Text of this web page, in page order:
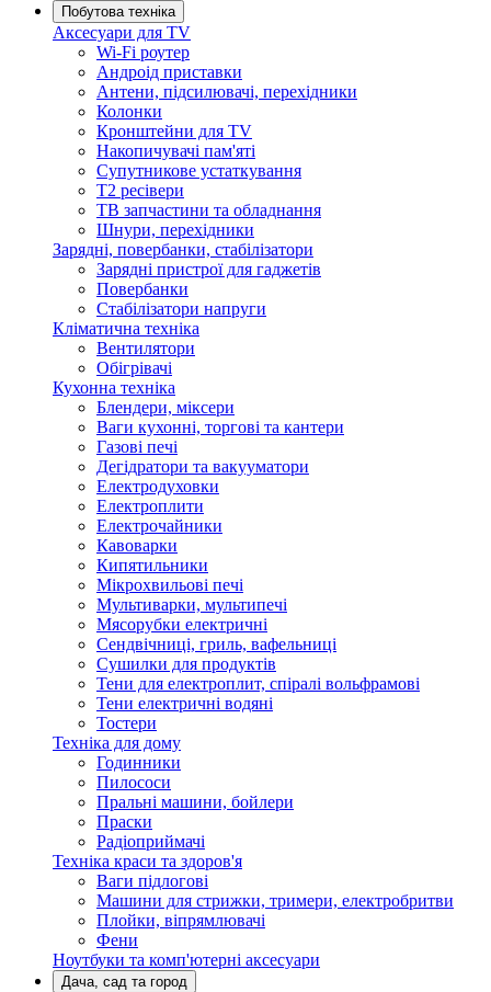
Побутова техніка
Аксесуари для TV
Wi-Fi роутер
Андроід приставки
Антени, підсилювачі, перехідники
Колонки
Кронштейни для TV
Накопичувачі пам'яті
Супутникове устаткування
Т2 ресівери
ТВ запчастини та обладнання
Шнури, перехідники
Зарядні, повербанки, стабілізатори
Зарядні пристрої для гаджетів
Повербанки
Стабілізатори напруги
Кліматична техніка
Вентилятори
Обігрівачі
Кухонна техніка
Блендери, міксери
Ваги кухонні, торгові та кантери
Газові печі
Дегідратори та вакууматори
Електродуховки
Електроплити
Електрочайники
Кавоварки
Кипятильники
Мікрохвильові печі
Мультиварки, мультипечі
Мясорубки електричні
Сендвічниці, гриль, вафельниці
Сушилки для продуктів
Тени для електроплит, спіралі вольфрамові
Тени електричні водяні
Тостери
Техніка для дому
Годинники
Пилососи
Пральні машини, бойлери
Праски
Радіоприймачі
Техніка краси та здоров'я
Ваги підлогові
Машини для стрижки, тримери, електробритви
Плойки, віпрямлювачі
Фени
Ноутбуки та комп'ютерні аксесуари
Дача, сад та город